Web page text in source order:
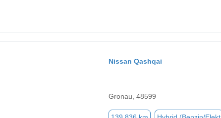
Nissan Qashqai
Gronau, 48599